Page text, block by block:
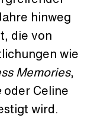
hinweg
die von
wie
Memories,
oder Celine
wird.